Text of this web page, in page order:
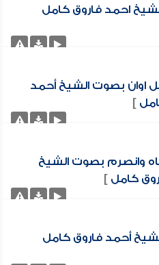
الشيخ احمد فاروق كامل
اوان بصوت الشيخ أحمد
]
وانصرم بصوت الشيخ
كامل]
أحمد فاروق كامل